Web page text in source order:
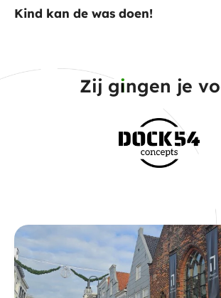
Kind kan de was doen!
Zij gingen je